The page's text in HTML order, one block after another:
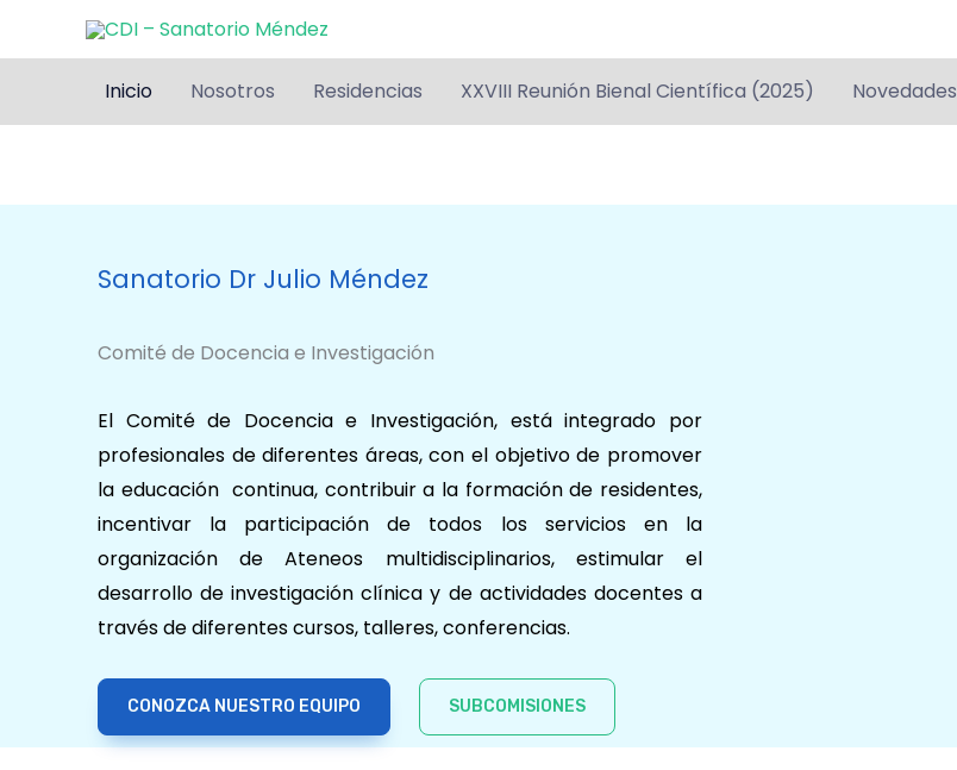
Inicio Nosotros Residencias XXVIII Reunión Bienal Científica (2025) Novedades
Sanatorio Dr Julio Méndez
Comité de Docencia e Investigación
El Comité de Docencia e Investigación, está integrado por
profesionales de diferentes áreas, con el objetivo de promover
la educación continua, contribuir a la formación de residentes,
incentivar la participación de todos los servicios en la
organización de Ateneos multidisciplinarios, estimular el
desarrollo de investigación clínica y de actividades docentes a
través de diferentes cursos, talleres, conferencias.
CONOZCA NUESTRO EQUIPO SUBCOMISIONES